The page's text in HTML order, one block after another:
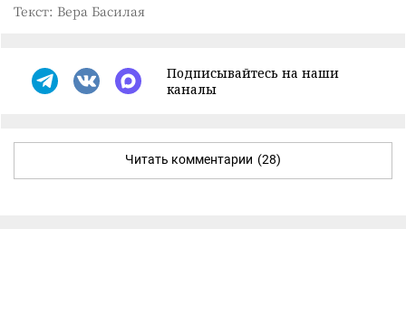
Текст: Вера Басилая
Подписывайтесь на наши
каналы
Читать комментарии (28)